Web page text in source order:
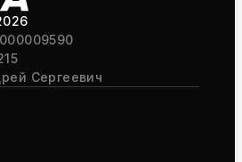
Сергеевич